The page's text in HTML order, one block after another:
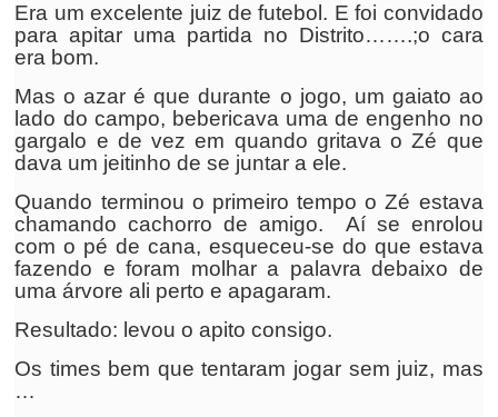
Era um excelente juiz de futebol. E foi convidado
para apitar uma partida no Distrito…….;o cara
era bom.
Mas o azar é que durante o jogo, um gaiato ao
lado do campo, bebericava uma de engenho no
gargalo e de vez em quando gritava o Zé que
dava um jeitinho de se juntar a ele.
Quando terminou o primeiro tempo o Zé estava
chamando cachorro de amigo. Aí se enrolou
com o pé de cana, esqueceu-se do que estava
fazendo e foram molhar a palavra debaixo de
uma árvore ali perto e apagaram.
Resultado: levou o apito consigo.
Os times bem que tentaram jogar sem juiz, mas
…